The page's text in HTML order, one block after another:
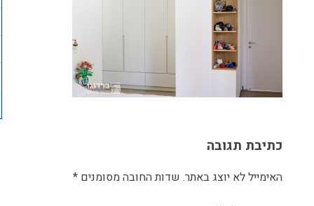
כתיבת תגובה
האימייל לא יוצג באתר. שדות החובה מסומנים *